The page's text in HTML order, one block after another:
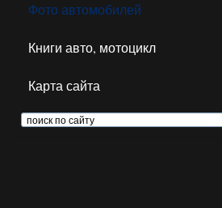
Фото автомобилей
Книги авто, мотоцикл
Карта сайта